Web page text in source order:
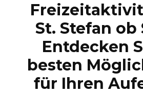
St. Stefan ob
Entdecken
besten
für Ihren